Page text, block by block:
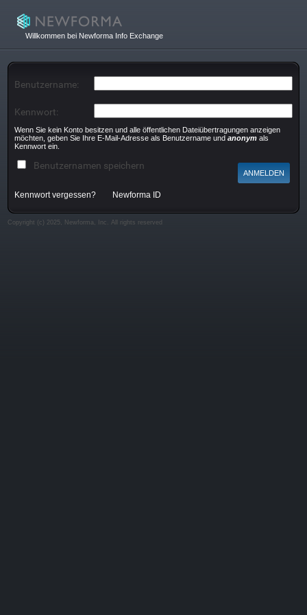
Willkommen bei Newforma Info Exchange
Benutzername:
Kennwort:
Wenn Sie kein Konto besitzen und alle öffentlichen Dateiübertragungen anzeigen
möchten, geben Sie Ihre E-Mail-Adresse als Benutzername und anonym als
Kennwort ein.
Benutzernamen speichern
Kennwort vergessen? Newforma ID
Copyright (c) 2025, Newforma, Inc. All rights reserved